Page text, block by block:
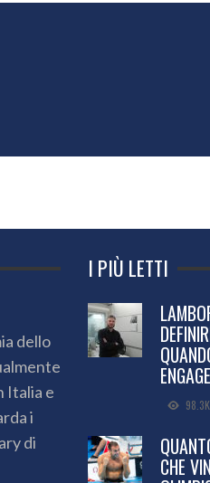
dello
Italia e
i
di
I PIÙ LETTI
98.3K
CHE